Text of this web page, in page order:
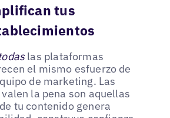
tus
las plataformas
el mismo esfuerzo de
de marketing. Las
valen la pena son aquellas
tu contenido genera